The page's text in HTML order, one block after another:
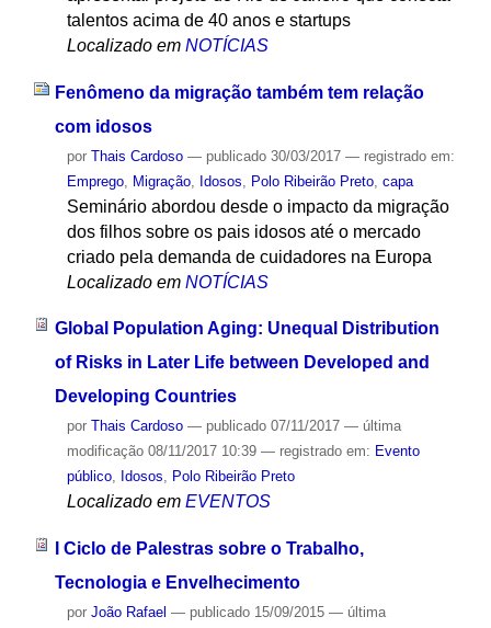
talentos acima de 40 anos e startups
Localizado em NOTÍCIAS
Fenômeno da migração também tem relação
com idosos
por Thais Cardoso — publicado30/03/2017 — registrado em:
Emprego, Migração, Idosos Polo Ribeirão Preto, capa
Seminário abordou desde o impacto da migração
dos filhos sobre os pais idosos até o mercado
criado pela demanda de cuidadores na Europa
Localizado em NOTÍCIAS
Global Population Aging: Unequal Distribution
of Risks in Later Life between Developed and
Developing Countries
por Thais Cardoso — publicado07/11/2017 — última
modificação08/11/2017 10:39 — registrado em: Evento
público, Idosos, Polo Ribeirão Preto
Localizado em EVENTOS
I Ciclo de Palestras sobre o Trabalho,
Tecnologia e Envelhecimento
por João Rafael — publicado15/09/2015 — última